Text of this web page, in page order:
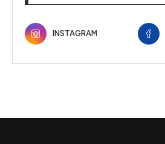
INSTAGRAM